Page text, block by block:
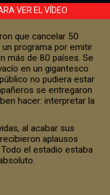
VER EL VÍDEO
que cancelar 50
programa por emitir
más de 80 países. Se
en un gigantesco
no pudiera estar
se entregaron
hacer: interpretar la
al acabar sus
aplausos
el estadio estaba